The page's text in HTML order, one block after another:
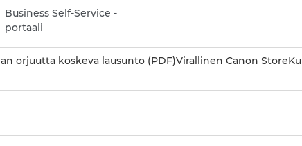
Business Self-Service -
portaali
orjuutta koskeva lausunto (PDF)Virallinen Canon Store